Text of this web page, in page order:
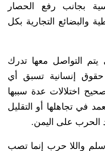
بجانب رفع الحصار
والبضائع التجارية بكل
يتم التواصل معها تدرك
إنسانية تسبق أي
اختلالات عدة سببها
في تجاهلها أو التقليل
الحرب على اليمن.
سلم واللا حرب إنما تصب